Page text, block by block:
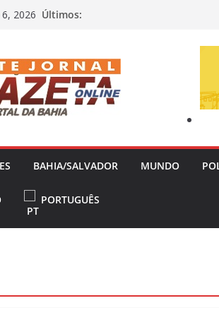
2026 Últimos:
BAHIA/SALVADOR MUNDO
PORTUGUÊS